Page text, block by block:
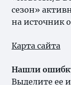
сезон»
на источник
Карта сайта
Нашли
Выделите ее